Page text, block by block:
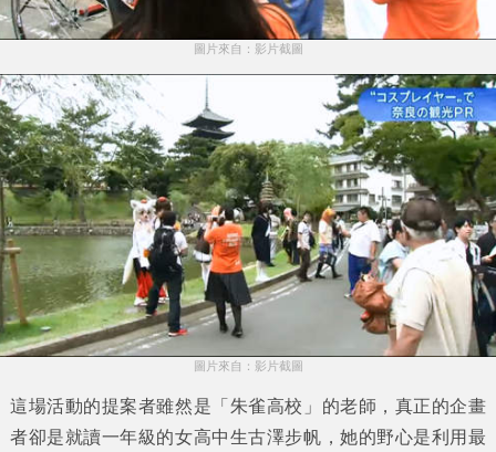
圖片來自：影片截圖
圖片來自：影片截圖
這場活動的提案者雖然是「朱雀高校」的老師，真正的企畫
者卻是就讀一年級的女高中生古澤步帆 ，她的野心是利用最